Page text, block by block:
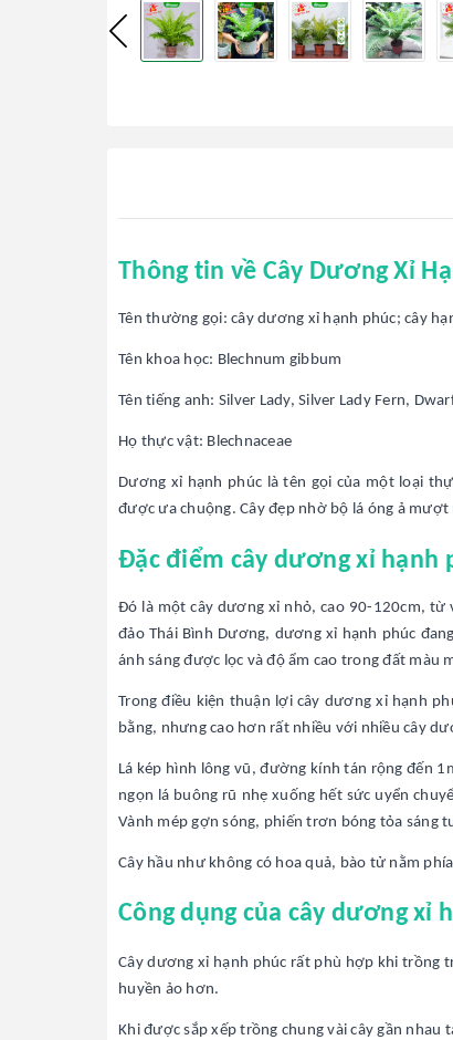
Thông tin về Cây Dương Xỉ
Tên thường gọi: cây dương xỉ hạnh phúc; cây
Tên khoa học: Blechnum gibbum
Tên tiếng anh: Silver Lady, Silver Lady Fern,
Họ thực vật: Blechnaceae
Dương xỉ hạnh phúc là tên gọi của một loại
được ưa chuộng. Cây đẹp nhờ bộ lá óng ả mượt
Đặc điểm cây dương xỉ hạnh
Đó là một cây dương xỉ nhỏ, cao 90-120cm, từ
đảo Thái Bình Dương, dương xỉ hạnh phúc
ánh sáng được lọc và độ ẩm cao trong đất màu
Trong điều kiện thuận lợi cây dương xỉ hạnh
bằng, nhưng cao hơn rất nhiều với nhiều cây
Lá kép hình lông vũ, đường kính tán rộng đến
ngọn lá buông rũ nhẹ xuống hết sức uyển
Vành mép gợn sóng, phiến trơn bóng tỏa sáng
Cây hầu như không có hoa quả, bào tử nằm
Công dụng của cây dương xỉ
Cây dương xỉ hạnh phúc rất phù hợp khi trồng
huyền ảo hơn.
Khi được sắp xếp trồng chung vài cây gần